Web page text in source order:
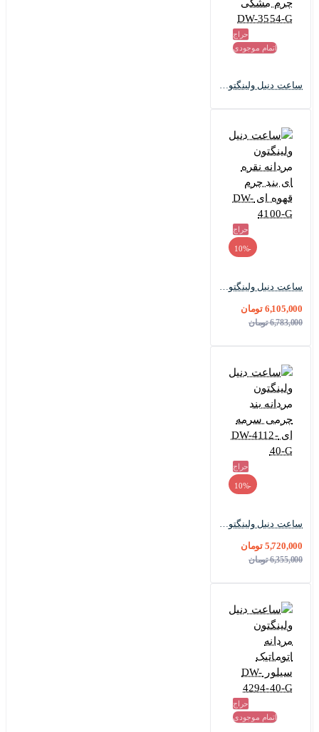
حراج
اتمام موجودی
ساعت دنیل ولینگتون مردانه بند چرم مشکی DW-3554-G
حراج
-10%
ساعت دنیل ولینگتون مردانه نقره ای بند چرم قهوه ای DW-4100-G
6,105,000 تومان
6,783,000 تومان
حراج
-10%
ساعت دنیل ولینگتون مردانه بند چرمی سرمه ای DW-4112-40-G
5,720,000 تومان
6,355,000 تومان
حراج
اتمام موجودی